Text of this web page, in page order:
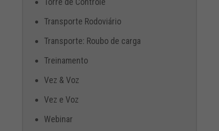
Transporte Rodoviário
Transporte: Roubo de carga
Treinamento
Vez & Voz
Vez e Voz
Webinar